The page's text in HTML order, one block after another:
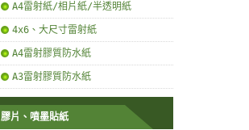
A4雷射紙/相片紙/半透明紙
4x6、大尺寸雷射紙
A4雷射膠質防水紙
A3雷射膠質防水紙
膠片、噴墨貼紙